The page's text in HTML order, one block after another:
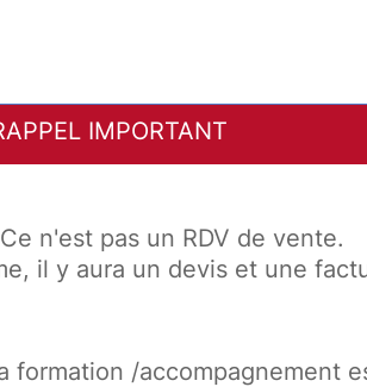
IMPORTANT
n'est pas un RDV de vente.
il y aura un devis et une
/accompagnement